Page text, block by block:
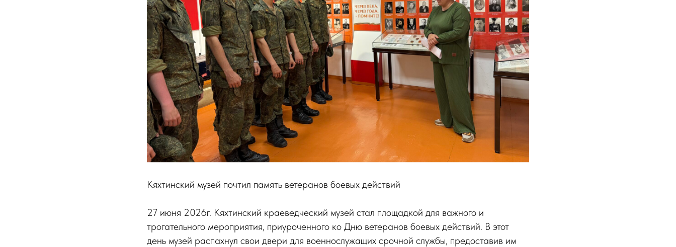
Кяхтинский музей почтил память ветеранов боевых действий
27 июня 2026г. Кяхтинский краеведческий музей стал площадкой для важного и
трогательного мероприятия, приуроченного ко Дню ветеранов боевых действий. В этот
день музей распахнул свои двери для военнослужащих срочной службы, предоставив им